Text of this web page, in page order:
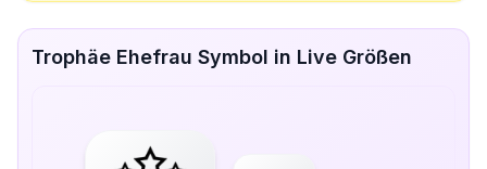
Trophäe Ehefrau Symbol in Live Größen